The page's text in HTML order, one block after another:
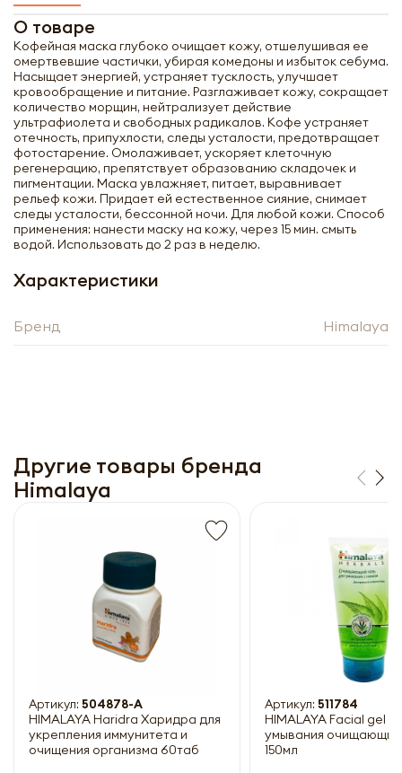
О товаре
Кофейная маска глубоко очищает кожу, отшелушивая ее
омертвевшие частички, убирая комедоны и избыток себума.
Насыщает энергией, устраняет тусклость, улучшает
кровообращение и питание. Разглаживает кожу, сокращает
количество морщин, нейтрализует действие
ультрафиолета и свободных радикалов. Кофе устраняет
отечность, припухлости, следы усталости, предотвращает
фотостарение. Омолаживает, ускоряет клеточную
регенерацию, препятствует образованию складочек и
пигментации. Маска увлажняет, питает, выравнивает
рельеф кожи. Придает ей естественное сияние, снимает
следы усталости, бессонной ночи. Для любой кожи. Способ
применения: нанести маску на кожу, через 15 мин. смыть
водой. Использовать до 2 раз в неделю.
Характеристики
Бренд Himalaya
Другие товары бренда
Himalaya
Артикул: 504878-A
HIMALAYA Haridra Харидра для
укрепления иммунитета и
очищения организма 60таб
Артикул: 511784
HIMALAYA Facial gel
умывания
150мл
Получить прайс-лист
Обязательны к заполнению